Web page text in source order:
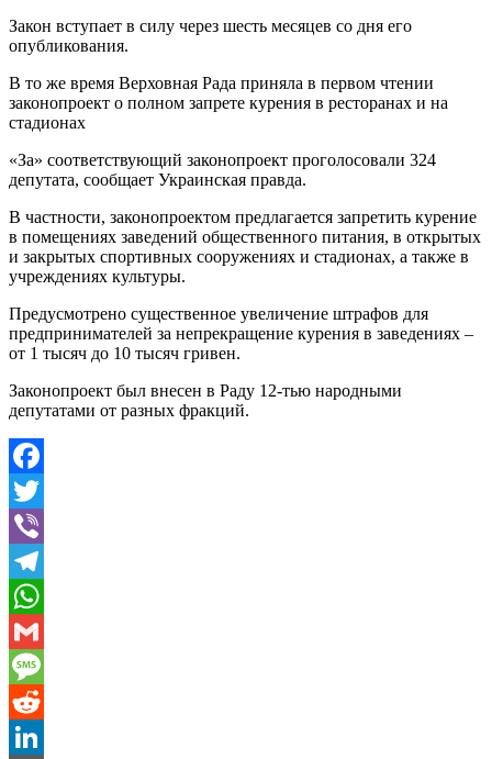
Закон вступает в силу через шесть месяцев со дня его
опубликования.
В то же время Верховная Рада приняла в первом чтении
законопроект о полном запрете курения в ресторанах и на
стадионах
«За» соответствующий законопроект проголосовали 324
депутата, сообщает Украинская правда.
В частности, законопроектом предлагается запретить курение
в помещениях заведений общественного питания, в открытых
и закрытых спортивных сооружениях и стадионах, а также в
учреждениях культуры.
Предусмотрено существенное увеличение штрафов для
предпринимателей за непрекращение курения в заведениях –
от 1 тысяч до 10 тысяч гривен.
Законопроект был внесен в Раду 12-тью народными
депутатами от разных фракций.
Facebook
Twitter
Viber
Telegram
WhatsApp
Gmail
Message
Reddit